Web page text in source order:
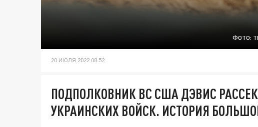
ФОТО:
20 ИЮЛЯ 2022 08:52
ПОДПОЛКОВНИК ВС США ДЭВИС
УКРАИНСКИХ ВОЙСК. ИСТОРИЯ